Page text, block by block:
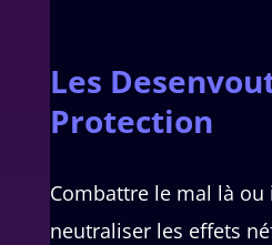
Les
Protection
Combattre le mal là ou
neutraliser les effets